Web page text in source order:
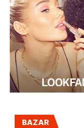
BAZAR